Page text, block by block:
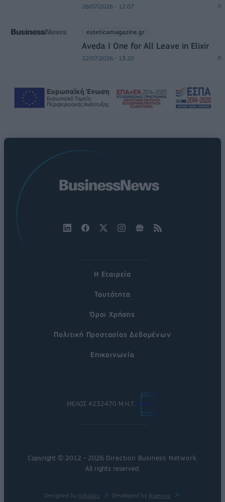
28/07/2026 - 12:07
esteticamagazine.gr
Aveda I One for All Leave in Elixir
22/07/2026 - 13:20
Η Εταιρεία
Ταυτότητα
Όροι Χρήσης
Πολιτική Προστασίας Δεδομένων
Επικοινωνία
ΜΕΛΟΣ #232470 Μ.Η.Τ.
Copyright © 2012 - 2026 Direction Business Network.
All rights reserved.
Designed by nikolas Developed by Nuevvo